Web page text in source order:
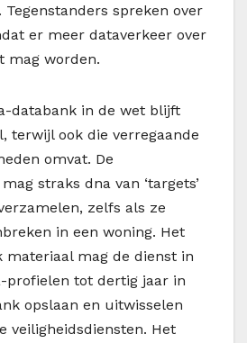
spreken over
er meer dataverkeer over
mag worden.
databank in de wet blijft
terwijl ook die verregaande
omvat. De
straks dna van ‘targets’
zelfs als ze
in een woning. Het
materiaal mag de dienst in
profielen tot dertig jaar in
opslaan en uitwisselen
veiligheidsdiensten. Het